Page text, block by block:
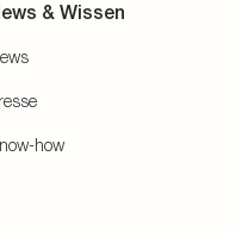
& Wissen
how